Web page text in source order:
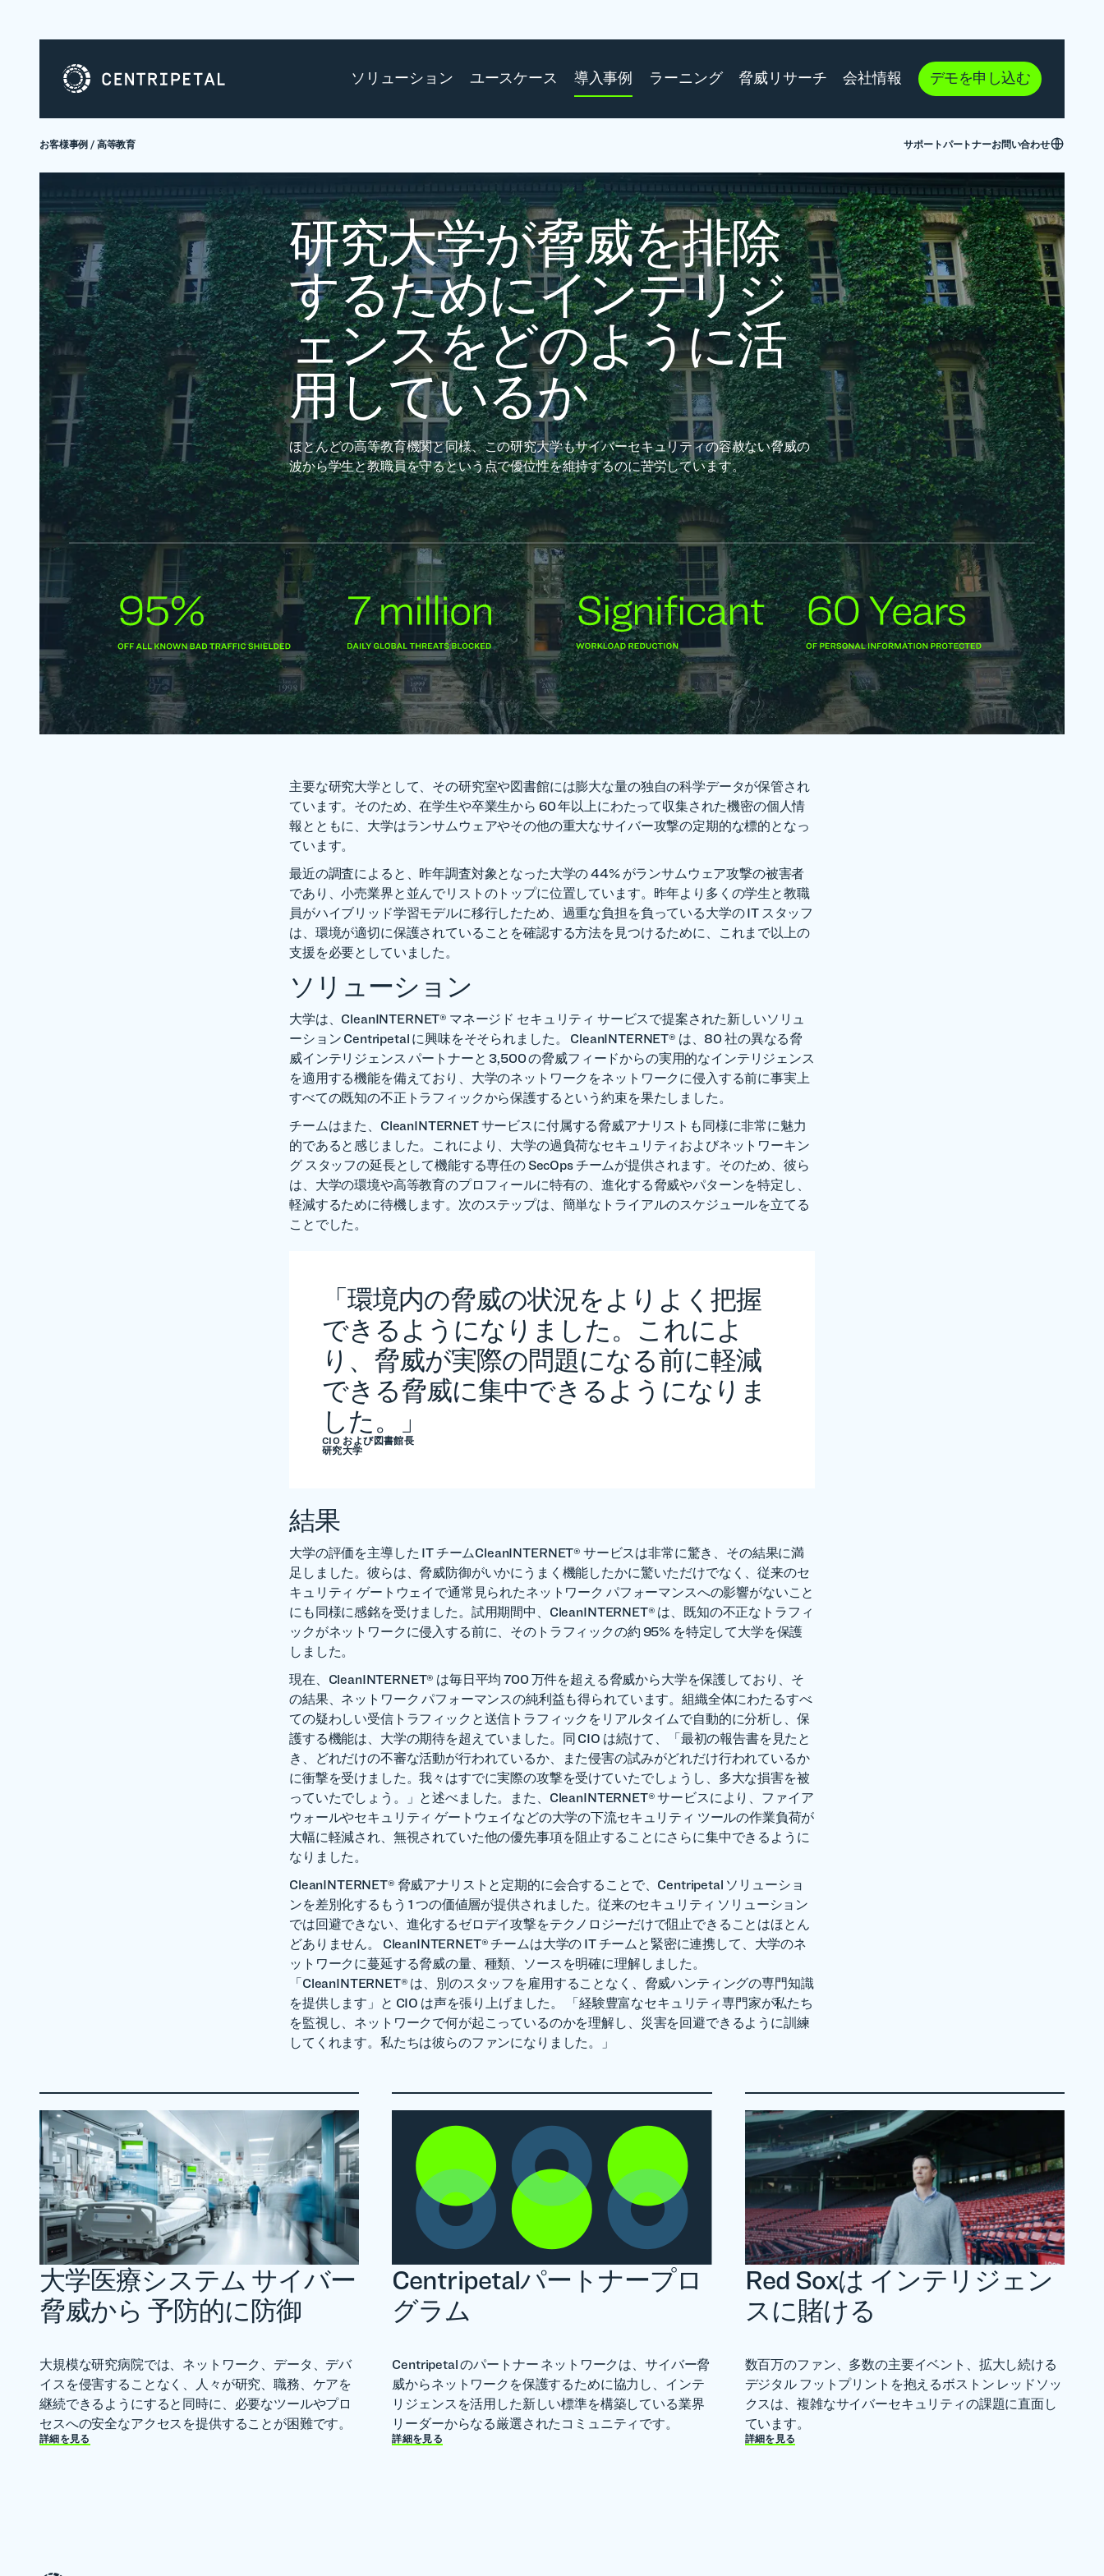
ソリューション ユースケース 導入事例 ラーニング 脅威リサーチ 会社情報 デモを申し込む
お客様事例 / 高等教育 サポートパートナーお問い合わせ
研究大学が脅威を排除
するためにインテリジ
ェンスをどのように活
用しているか
ほとんどの高等教育機関と同様、この研究大学もサイバーセキュリティの容赦ない脅威の
波から学生と教職員を守るという点で優位性を維持するのに苦労しています。
主要な研究大学として、その研究室や図書館には膨大な量の独自の科学データが保管され
ています。そのため、在学生や卒業生から 60 年以上にわたって収集された機密の個人情
報とともに、大学はランサムウェアやその他の重大なサイバー攻撃の定期的な標的となっ
ています。
最近の調査によると、昨年調査対象となった大学の 44% がランサムウェア攻撃の被害者
であり、小売業界と並んでリストのトップに位置しています。昨年より多くの学生と教職
員がハイブリッド学習モデルに移行したため、過重な負担を負っている大学の IT スタッフ
は、環境が適切に保護されていることを確認する方法を見つけるために、これまで以上の
支援を必要としていました。
ソリューション
大学は、CleanINTERNET® マネージド セキュリティ サービスで提案された新しいソリュ
ーション Centripetal に興味をそそられました。 CleanINTERNET® は、80 社の異なる脅
威インテリジェンス パートナーと 3,500 の脅威フィードからの実用的なインテリジェンス
を適用する機能を備えており、大学のネットワークをネットワークに侵入する前に事実上
すべての既知の不正トラフィックから保護するという約束を果たしました。
チームはまた、CleanINTERNET サービスに付属する脅威アナリストも同様に非常に魅力
的であると感じました。これにより、大学の過負荷なセキュリティおよびネットワーキン
グ スタッフの延長として機能する専任の SecOps チームが提供されます。そのため、彼ら
は、大学の環境や高等教育のプロフィールに特有の、進化する脅威やパターンを特定し、
軽減するために待機します。次のステップは、簡単なトライアルのスケジュールを立てる
ことでした。
「環境内の脅威の状況をよりよく把握
できるようになりました。これによ
り、脅威が実際の問題になる前に軽減
できる脅威に集中できるようになりま
した。」
CIO および図書館長
研究大学
結果
大学の評価を主導した IT チームCleanINTERNET® サービスは非常に驚き、その結果に満
足しました。彼らは、脅威防御がいかにうまく機能したかに驚いただけでなく、従来のセ
キュリティ ゲートウェイで通常見られたネットワーク パフォーマンスへの影響がないこと
にも同様に感銘を受けました。試用期間中、CleanINTERNET® は、既知の不正なトラフィ
ックがネットワークに侵入する前に、そのトラフィックの約 95% を特定して大学を保護
しました。
現在、CleanINTERNET® は毎日平均 700 万件を超える脅威から大学を保護しており、そ
の結果、ネットワーク パフォーマンスの純利益も得られています。組織全体にわたるすべ
ての疑わしい受信トラフィックと送信トラフィックをリアルタイムで自動的に分析し、保
護する機能は、大学の期待を超えていました。同 CIO は続けて、「最初の報告書を見たと
き、どれだけの不審な活動が行われているか、また侵害の試みがどれだけ行われているか
に衝撃を受けました。我々はすでに実際の攻撃を受けていたでしょうし、多大な損害を被
っていたでしょう。」と述べました。また、CleanINTERNET® サービスにより、ファイア
ウォールやセキュリティ ゲートウェイなどの大学の下流セキュリティ ツールの作業負荷が
大幅に軽減され、無視されていた他の優先事項を阻止することにさらに集中できるように
なりました。
CleanINTERNET® 脅威アナリストと定期的に会合することで、Centripetal ソリューショ
ンを差別化するもう 1 つの価値層が提供されました。従来のセキュリティ ソリューション
では回避できない、進化するゼロデイ攻撃をテクノロジーだけで阻止できることはほとん
どありません。 CleanINTERNET® チームは大学の IT チームと緊密に連携して、大学のネ
ットワークに蔓延する脅威の量、種類、ソースを明確に理解しました。
「CleanINTERNET® は、別のスタッフを雇用することなく、脅威ハンティングの専門知識
を提供します」と CIO は声を張り上げました。 「経験豊富なセキュリティ専門家が私たち
を監視し、ネットワークで何が起こっているのかを理解し、災害を回避できるように訓練
してくれます。私たちは彼らのファンになりました。」
大学医療システム サイバー
脅威から 予防的に防御
大規模な研究病院では、ネットワーク、データ、デバ
イスを侵害することなく、人々が研究、職務、ケアを
継続できるようにすると同時に、必要なツールやプロ
セスへの安全なアクセスを提供することが困難です。
詳細を見る
Centripetalパートナープロ
グラム
Centripetal のパートナー ネットワークは、サイバー脅
威からネットワークを保護するために協力し、インテ
リジェンスを活用した新しい標準を構築している業界
リーダーからなる厳選されたコミュニティです。
詳細を見る
Red Soxは インテリジェン
スに賭ける
数百万のファン、多数の主要イベント、拡大し続ける
デジタル フットプリントを抱えるボストン レッドソッ
クスは、複雑なサイバーセキュリティの課題に直面し
ています。
詳細を見る